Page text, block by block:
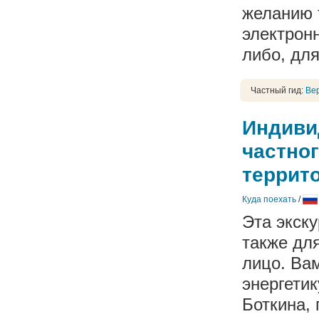
желанию
либо,
Частный гид:
Куда поехать /
Эта
также
лицо.
Боткина,